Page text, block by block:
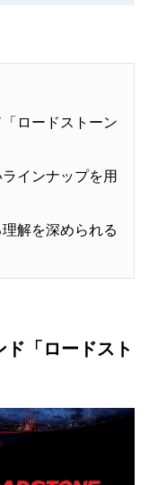
ロードストーン
インナップを用
解を深められる
「ロードスト